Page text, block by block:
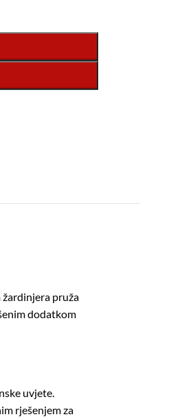
žardinjera pruža
dodatkom
uvjete.
rješenjem za